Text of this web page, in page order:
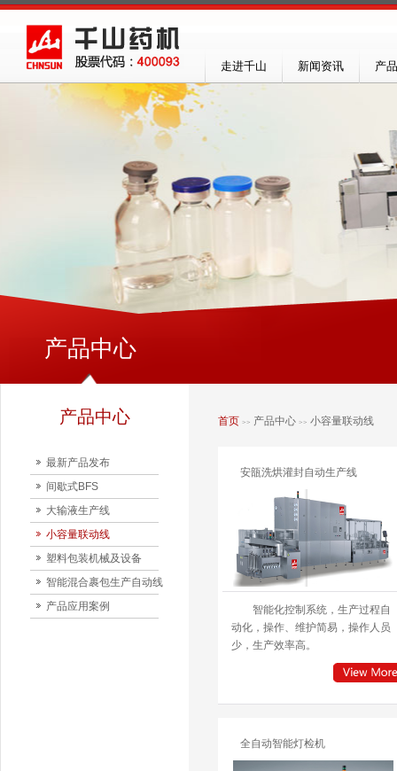
走进千山 新闻资讯 产
产品中心
产品中心
最新产品发布
间歇式BFS
大输液生产线
小容量联动线
塑料包装机械及设备
智能混合裹包生产自动线
产品应用案例
首页 >> 产品中心 >> 小容量联动线
安瓿洗烘灌封自动生产线
智能化控制系统，生产过程自
动化，操作、维护简易，操作人员
少，生产效率高。
全自动智能灯检机